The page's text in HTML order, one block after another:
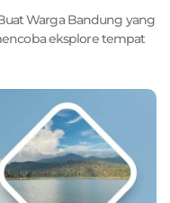
Warga Bandung yang
eksplore tempat